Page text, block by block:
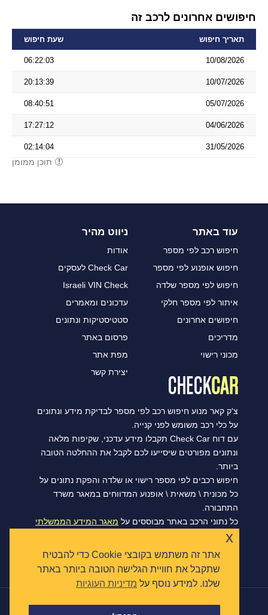
חיפושים אחרונים לרכב זה
תאריך חיפוש שעת חיפוש
10/08/2026
06:22:03
10/07/2026
20:13:39
05/07/2026
08:40:51
04/06/2026
17:27:12
31/05/2026
02:14:04
תוכן ממומן
עוד באתר
חיפוש רכב לפי מספר
חיפוש אופנוע לפי מספר
חיפוש לפי מספר שלדה
איתור לפי מספר חלקי
חיפושים אחרונים
מדריכים
מכוני רישוי
ניווט מהיר
אודות
Check Car לעסקים
Israeli VIN Check
עדכונים ומאמרים
סטטיסטיקות ונתונים
פרסום באתר
מפת אתר
יצירת קשר
צ'ק קאר מנוע חיפוש רכב לפי מספר לבדיקת מידע ונתונים
על כלי רכב משומש לפני קנייה.
עם דוח Check Car תקבלו מידע עדכני, שקיפות מלאה
ונתונים מפורטים שיסייעו לכם לקבל את ההחלטה הטובה
ביותר.
חיפוש רכבים לפי מספר רישוי או שלדה והפקת נתונים על
כל מכונית \ משאית \ אופנוע המדווחים במאגר משרד
התחבורה.
כל נתוני הרכב באתר מבוססים על מאגר המידע הממשלתי
הפתוח של משרד התחבורה, ומסתנכרנים מדי יום.
אתר זה משתמש בקובצי Cookie כדי להבטיח
שתקבל את חוויית הגלישה הטובה ביותר באתר
שלנו. למידע נוסף על מדיניות העוגיות
x